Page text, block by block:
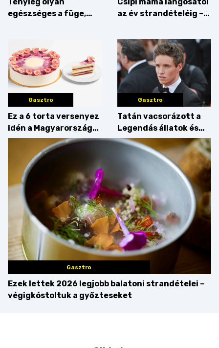
Tényleg olyan
egészséges a füge,
Csipi mama lángosától
az év strandételéig –
Balaton déli partját
Gasztro
Ez a 6 torta versenyez
idén a Magyarország
tortája címért
Gasztro
Tatán vacsorázott a
Legendás állatok és
megfigyelésük sztárja!
Gasztro
Ezek lettek 2026 legjobb balatoni strandételei –
végigkóstoltuk a győzteseket